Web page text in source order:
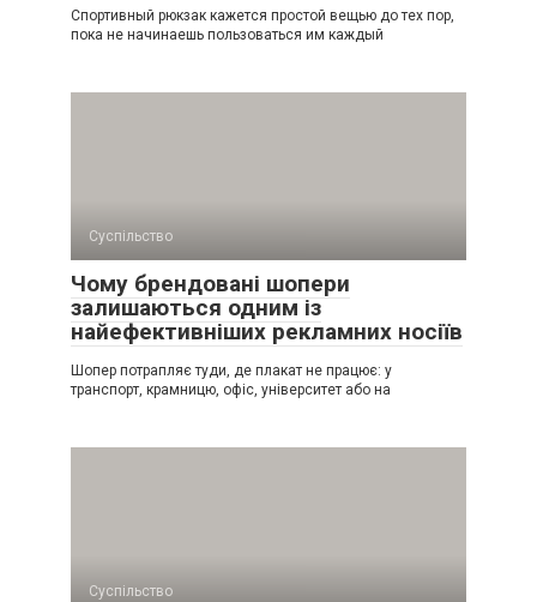
Спортивный рюкзак кажется простой вещью до тех пор,
пока не начинаешь пользоваться им каждый
Суспільство
Чому брендовані шопери
залишаються одним із
найефективніших рекламних носіїв
Шопер потрапляє туди, де плакат не працює: у
транспорт, крамницю, офіс, університет або на
Суспільство